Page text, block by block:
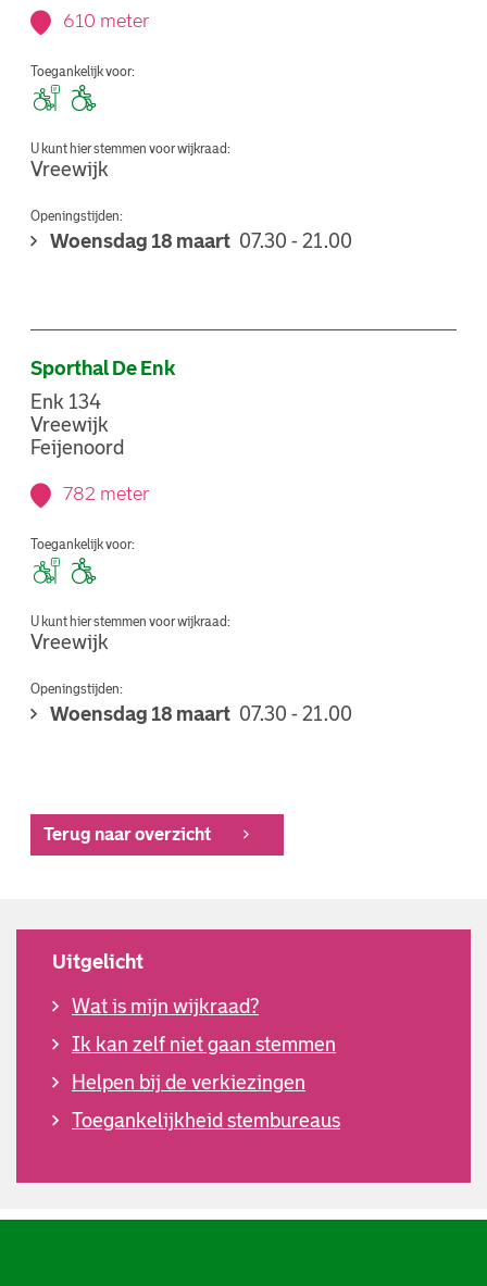
610 meter
Toegankelijk voor:
U kunt hier stemmen voor wijkraad:
Vreewijk
Openingstijden:
Woensdag 18 maart 07.30 - 21.00
Sporthal De Enk
Enk 134
Vreewijk
Feijenoord
782 meter
Toegankelijk voor:
U kunt hier stemmen voor wijkraad:
Vreewijk
Openingstijden:
Woensdag 18 maart 07.30 - 21.00
Terug naar overzicht
Uitgelicht
Wat is mijn wijkraad?
Ik kan zelf niet gaan stemmen
Helpen bij de verkiezingen
Toegankelijkheid stembureaus